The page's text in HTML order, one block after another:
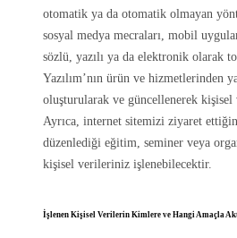
otomatik ya da otomatik olmayan
sosyal medya mecraları, mobil
sözlü, yazılı ya da elektronik olarak
Yazılım’nın ürün ve hizmetlerinden
oluşturularak ve güncellenerek
Ayrıca, internet sitemizi ziyaret
düzenlediği eğitim, seminer veya
kişisel verileriniz işlenebilecektir.
İşlenen Kişisel Verilerin Kimlere ve Hangi Amaçla